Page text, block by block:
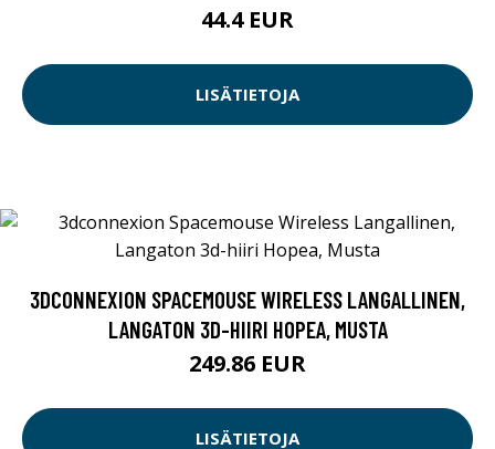
44.4 EUR
LISÄTIETOJA
3DCONNEXION SPACEMOUSE WIRELESS LANGALLINEN,
LANGATON 3D-HIIRI HOPEA, MUSTA
249.86 EUR
LISÄTIETOJA